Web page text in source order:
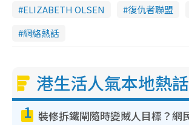
ELIZABETH OLSEN 復仇者聯盟
網絡熱話
港生活人氣本地熱話
1